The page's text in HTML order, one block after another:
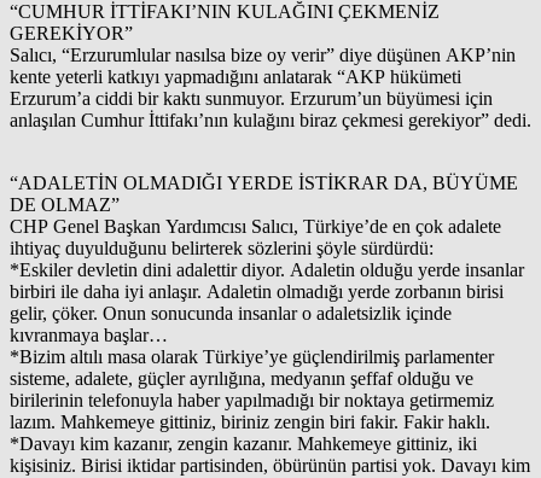
“CUMHUR İTTİFAKI’NIN KULAĞINI ÇEKMENİZ
GEREKİYOR”
Salıcı, “Erzurumlular nasılsa bize oy verir” diye düşünen AKP’nin
kente yeterli katkıyı yapmadığını anlatarak “AKP hükümeti
Erzurum’a ciddi bir kaktı sunmuyor. Erzurum’un büyümesi için
anlaşılan Cumhur İttifakı’nın kulağını biraz çekmesi gerekiyor” dedi.
“ADALETİN OLMADIĞI YERDE İSTİKRAR DA, BÜYÜME
DE OLMAZ”
CHP Genel Başkan Yardımcısı Salıcı, Türkiye’de en çok adalete
ihtiyaç duyulduğunu belirterek sözlerini şöyle sürdürdü:
*Eskiler devletin dini adalettir diyor. Adaletin olduğu yerde insanlar
birbiri ile daha iyi anlaşır. Adaletin olmadığı yerde zorbanın birisi
gelir, çöker. Onun sonucunda insanlar o adaletsizlik içinde
kıvranmaya başlar…
*Bizim altılı masa olarak Türkiye’ye güçlendirilmiş parlamenter
sisteme, adalete, güçler ayrılığına, medyanın şeffaf olduğu ve
birilerinin telefonuyla haber yapılmadığı bir noktaya getirmemiz
lazım. Mahkemeye gittiniz, biriniz zengin biri fakir. Fakir haklı.
*Davayı kim kazanır, zengin kazanır. Mahkemeye gittiniz, iki
kişisiniz. Birisi iktidar partisinden, öbürünün partisi yok. Davayı kim